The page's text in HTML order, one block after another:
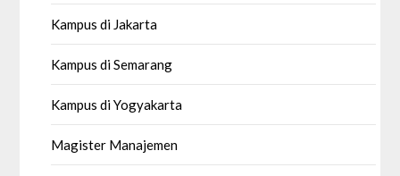
Kampus di Jakarta
Kampus di Semarang
Kampus di Yogyakarta
Magister Manajemen